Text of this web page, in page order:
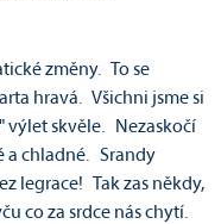
změny. To se
hravá. Všichni jsme si
výlet skvěle. Nezaskočí
a chladné. Srandy
legrace! Tak zas někdy,
co za srdce nás chytí.